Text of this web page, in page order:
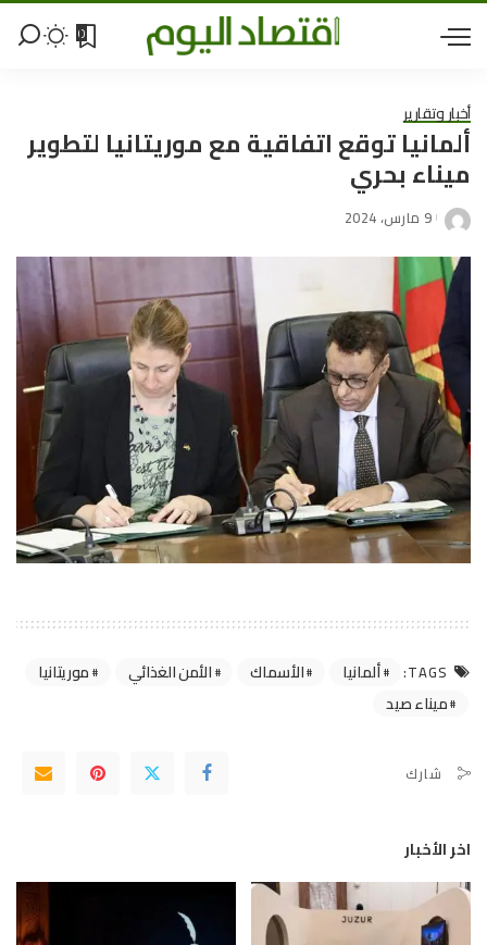
0
أخبار وتقارير
ألمانيا توقع اتفاقية مع موريتانيا لتطوير
ميناء بحري
9 مارس، 2024
TAGS: ألمانيا الأسماك الأمن الغذائي
موريتانيا
ميناء صيد
شارك
اخر الأخبار